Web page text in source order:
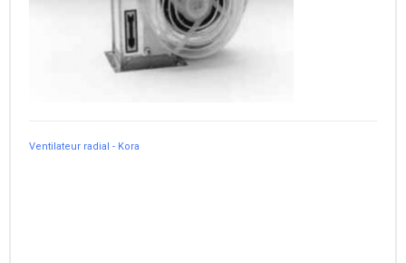
Ventilateur radial - Kora